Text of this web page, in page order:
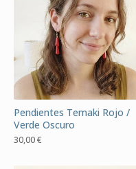
Pendientes Temaki Rojo /
Verde Oscuro
30,00€